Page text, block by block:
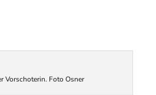
Vorschoterin. Foto Osner